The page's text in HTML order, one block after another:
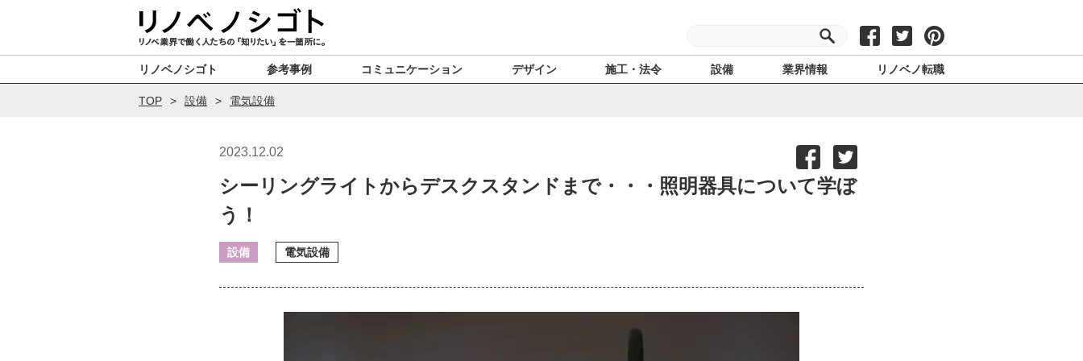
リノベノシゴト 参考事例 コミュニケーション デザイン 施工・法令 設備 業界情報 リノベノ転職
TOP 設備 電気設備
2023.12.02
シーリングライトからデスクスタンドまで・・・照明器具について学ぼ
う！
設備 電気設備